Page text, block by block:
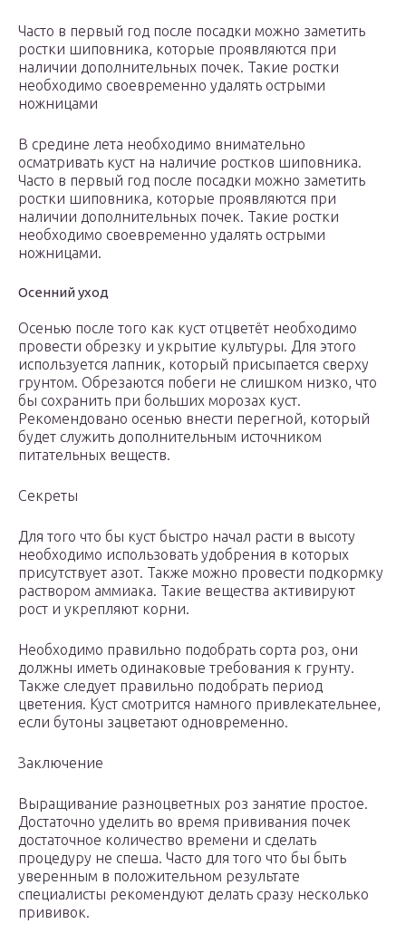
Часто в первый год после посадки можно заметить
ростки шиповника, которые проявляются при
наличии дополнительных почек. Такие ростки
необходимо своевременно удалять острыми
ножницами
В средине лета необходимо внимательно
осматривать куст на наличие ростков шиповника.
Часто в первый год после посадки можно заметить
ростки шиповника, которые проявляются при
наличии дополнительных почек. Такие ростки
необходимо своевременно удалять острыми
ножницами.
Осенний уход
Осенью после того как куст отцветёт необходимо
провести обрезку и укрытие культуры. Для этого
используется лапник, который присыпается сверху
грунтом. Обрезаются побеги не слишком низко, что
бы сохранить при больших морозах куст.
Рекомендовано осенью внести перегной, который
будет служить дополнительным источником
питательных веществ.
Секреты
Для того что бы куст быстро начал расти в высоту
необходимо использовать удобрения в которых
присутствует азот. Также можно провести подкормку
раствором аммиака. Такие вещества активируют
рост и укрепляют корни.
Необходимо правильно подобрать сорта роз, они
должны иметь одинаковые требования к грунту.
Также следует правильно подобрать период
цветения. Куст смотрится намного привлекательнее,
если бутоны зацветают одновременно.
Заключение
Выращивание разноцветных роз занятие простое.
Достаточно уделить во время прививания почек
достаточное количество времени и сделать
процедуру не спеша. Часто для того что бы быть
уверенным в положительном результате
специалисты рекомендуют делать сразу несколько
прививок.